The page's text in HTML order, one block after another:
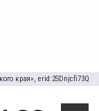
края», erid:2SDnjcfi73Q